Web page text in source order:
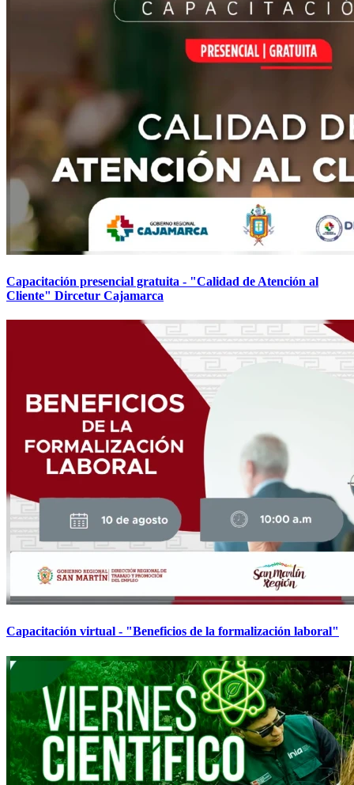
Capacitación presencial gratuita - "Calidad de Atención al
Cliente" Dircetur Cajamarca
Capacitación virtual - "Beneficios de la formalización laboral"